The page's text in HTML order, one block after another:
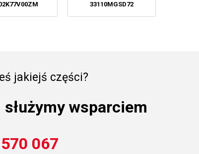
33110MGSD72
jakiejś części?
wsparciem
067